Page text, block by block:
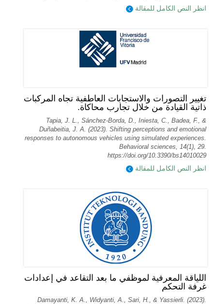
انظر النص الكامل للمقالة
تغيير التصورات والاستجابات العاطفية تجاه المركبات
ذاتية القيادة من خلال تجارب محاكاة.
Tapia, J. L., Sánchez-Borda, D., Iniesta, C., Badea, F., &
Duñabeitia, J. A. (2023). Shifting perceptions and emotional
responses to autonomous vehicles using simulated experiences.
Behavioral sciences, 14(1), 29.
https://doi.org/10.3390/bs14010029
انظر النص الكامل للمقالة
اللياقة المعرفية لموظفي ما بعد التقاعد في إعدادات
غرفة التحكم
Damayanti, K. A., Widyanti, A., Sari, H., & Yassierli. (2023).